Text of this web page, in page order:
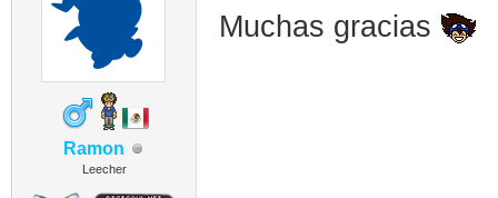
Ramon
Leecher
Muchas gracias